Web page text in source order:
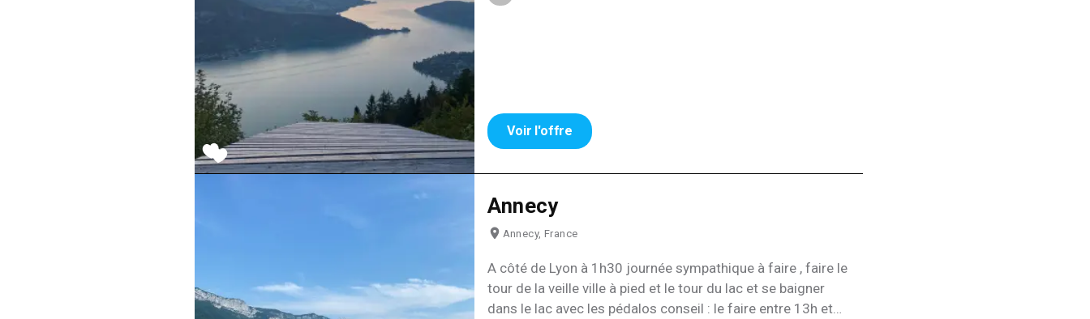
Voir l'offre
Annecy
Annecy, France
A côté de Lyon à 1h30 journée sympathique à faire , faire le
tour de la veille ville à pied et le tour du lac et se baigner
dans le lac avec les pédalos conseil : le faire entre 13h et